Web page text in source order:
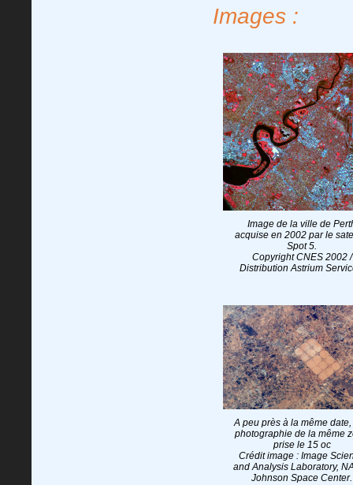
For development purposes onlyImages :
Image de la ville de
acquise en 2002 par le
Spot 5.
Copyright CNES 2002 /
Distribution Astrium
A peu près à la même
photographie de la même
prise le 15 oc
Crédit image : Image
and Analysis Laboratory,
Johnson Space Center.